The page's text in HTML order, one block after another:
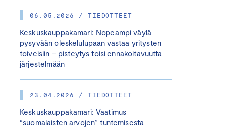
06.05.2026 / TIEDOTTEET
Keskuskauppakamari: Nopeampi väylä
pysyvään oleskelulupaan vastaa yritysten
toiveisiin – pisteytys toisi ennakoitavuutta
järjestelmään
23.04.2026 / TIEDOTTEET
Keskuskauppakamari: Vaatimus
“suomalaisten arvojen” tuntemisesta